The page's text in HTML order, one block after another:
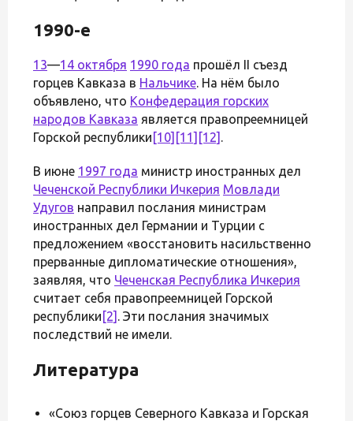
1990-е
13—14 октября 1990 года прошёл II съезд
горцев Кавказа в Нальчике. На нём было
объявлено, что Конфедерация горских
народов Кавказа является правопреемницей
Горской республики [10] [11] [12] .
В июне 1997 года министр иностранных дел
Чеченской Республики Ичкерия Мовлади
Удугов направил послания министрам
иностранных дел Германии и Турции с
предложением «восстановить насильственно
прерванные дипломатические отношения»,
заявляя, что Чеченская Республика Ичкерия
считает себя правопреемницей Горской
республики [2] . Эти послания значимых
последствий не имели.
Литература
«Союз горцев Северного Кавказа и Горская